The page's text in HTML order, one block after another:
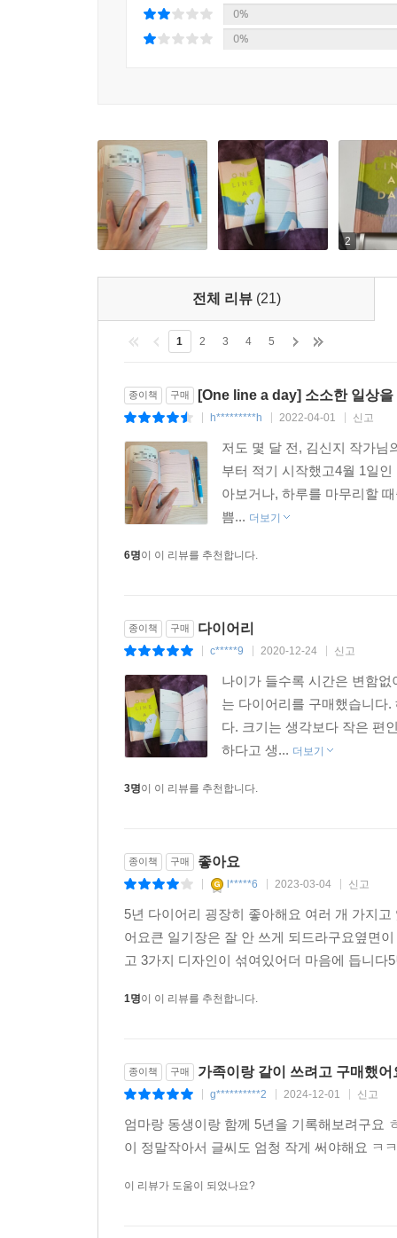
0%
0%
2
전체 리뷰 (21)
1 2 3 4 5
종이책 구매 [One line a day] 소소한 일상
h*********h 2022-04-01 신고
저도 몇 달 전, 김신지 작가님
부터 적기 시작했고4월 1일
아보거나, 하루를 마무리할
쁨... 더보기
6명이 이 리뷰를 추천합니다.
종이책 구매 다이어리
c*****9 2020-12-24 신고
나이가 들수록 시간은 변함
는 다이어리를 구매했습니다
다. 크기는 생각보다 작은 편
하다고 생... 더보기
3명이 이 리뷰를 추천합니다.
종이책 구매 좋아요
l*****6 2023-03-04 신고
5년 다이어리 굉장히 좋아해요 여러 개 가지
어요큰 일기장은 잘 안 쓰게 되드라구요옆면
고 3가지 디자인이 섞여있어더 마음에 듭니
1명이 이 리뷰를 추천합니다.
종이책 구매 가족이랑 같이 쓰려고 구매했어
g**********2 2024-12-01 신고
엄마랑 동생이랑 함께 5년을 기록해보려구요
이 정말작아서 글씨도 엄청 작게 써야해요 ㅋ
이 리뷰가 도움이 되었나요?